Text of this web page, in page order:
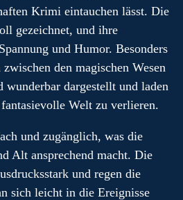
Krimi eintauchen lässt. Die
gezeichnet, und ihre
und Humor. Besonders
den magischen Wesen
wunderbar dargestellt und laden
Welt zu verlieren.
und zugänglich, was die
Alt ansprechend macht. Die
und regen die
sich leicht in die Ereignisse